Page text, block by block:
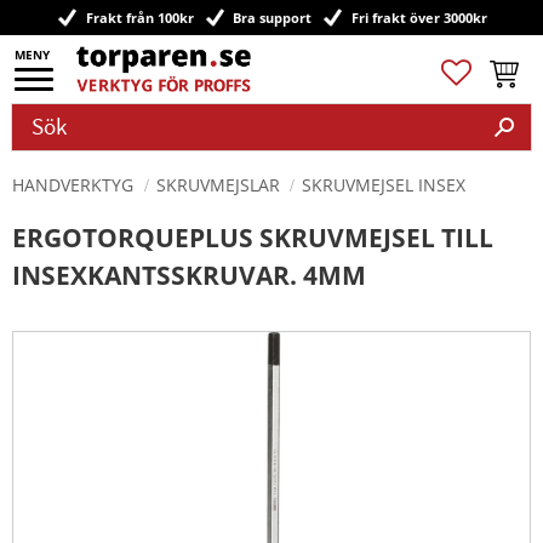
Meny
Frakt från 100kr Bra support Fri frakt över 3000kr
Favoriter
HANDVERKTYG SKRUVMEJSLAR SKRUVMEJSEL INSEX
ERGOTORQUEPLUS SKRUVMEJSEL TILL
INSEXKANTSSKRUVAR. 4MM